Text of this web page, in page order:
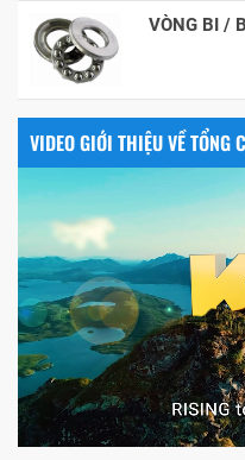
VÒNG BI /
VIDEO GIỚI THIỆU VỀ TỔNG